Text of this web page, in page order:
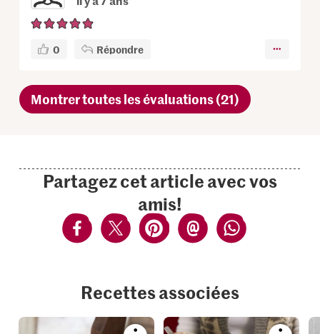
0 Répondre
Montrer toutes les évaluations (21)
Partagez cet article avec vos
amis!
Recettes associées